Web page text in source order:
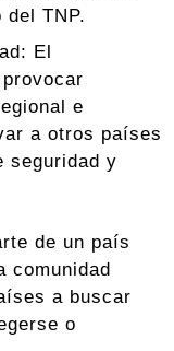
TNP.
El
e
a otros países
seguridad y
de un país
comunidad
a buscar
o